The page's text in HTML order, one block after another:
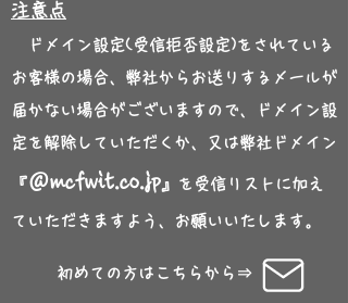
注意点
ドメイン設定(受信拒否設定)をされている
お客様の場合、弊社からお送りするメールが
届かない場合がございますので、ドメイン設
定を解除していただくか、又は弊社ドメイン
『＠mcfwit.co.jp』を受信リストに加え
ていた だきますよう、お願いいたします 。
​ 初めての方はこちらから⇒